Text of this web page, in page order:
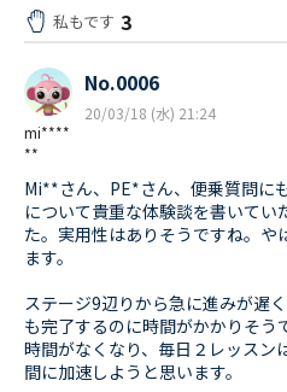
私もです 3
mi****
**
No.0006
20/03/18 (水) 21:24
Mi**さん、PE*さん、便乗質問に
について貴重な体験談を書いてい
た。実用性はありそうですね。や
ます。
ステージ9辺りから急に進みが遅
も完了するのに時間がかかりそ
時間がなくなり、毎日２レッスン
間に加速しようと思います。